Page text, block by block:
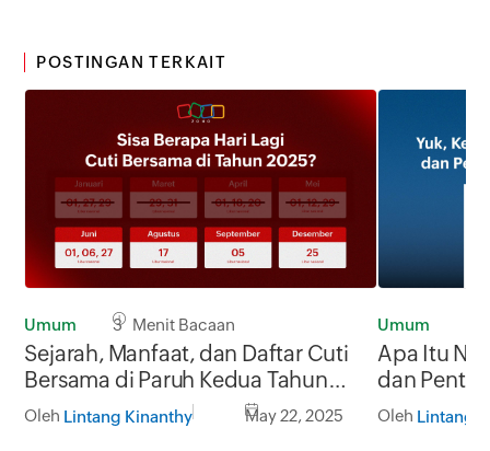
POSTINGAN TERKAIT
Umum 3 Menit Bacaan
Sejarah, Manfaat, dan Daftar Cuti
Bersama di Paruh Kedua Tahun
2025
Oleh Lintang Kinanthy May 22, 2025
Umum
Apa Itu
dan
Oleh Lintang